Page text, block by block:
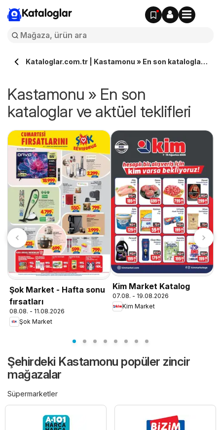
Kataloglar
Kataloglar.com.tr | Kastamonu » En son kataloglar
Kastamonu » En son
kataloglar ve aktüel teklifleri
Şok Market - Hafta sonu
fırsatları
08.08. - 11.08.2026
Şok Market
Kim Market Katalog
07.08. - 19.08.2026
Kim Market
Şehirdeki Kastamonu popüler zincir
mağazalar
Süpermarketler